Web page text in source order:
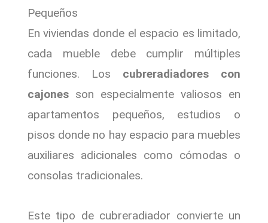
Pequeños
En viviendas donde el espacio es limitado,
cada mueble debe cumplir múltiples
funciones. Los cubreradiadores con
cajonesson especialmente valiosos en
apartamentos pequeños, estudios o
pisos donde no hay espacio para muebles
auxiliares adicionales como cómodas o
consolas tradicionales.
Este tipo de cubreradiador convierte un